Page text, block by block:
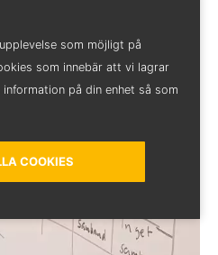
som möjligt på
som innebär att vi lagrar
på din enhet så som
COOKIES